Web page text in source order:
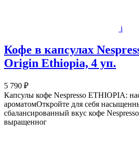
i
Кофе в капсулах
Origin Ethiopia, 4 уп.
5 790 ₽
Капсулы кофе Nespresso ETHIOPIA:
ароматомОткройте для себя
сбалансированный вкус кофе
выращенног